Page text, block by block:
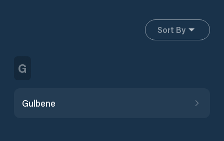
Sort By
G
Gulbene